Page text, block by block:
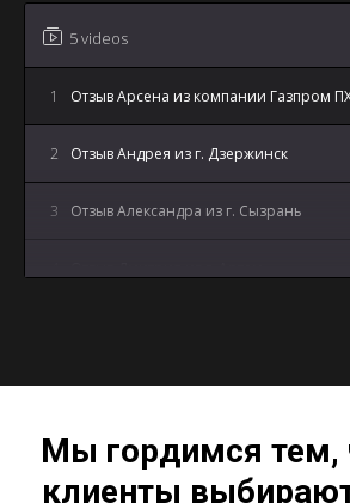
5 videos
1 Отзыв Арсена из компании Газпром
2 Отзыв Андрея из г. Дзержинск
3 Отзыв Александра из г. Сызрань
Мы гордимся тем,
клиенты